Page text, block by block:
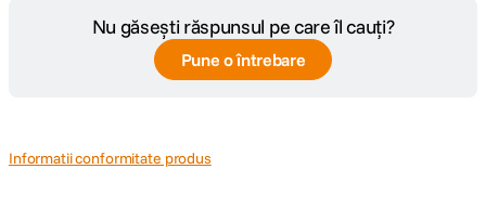
Nu găsești răspunsul pe care îl cauți?
Pune o întrebare
Informatii conformitate produs